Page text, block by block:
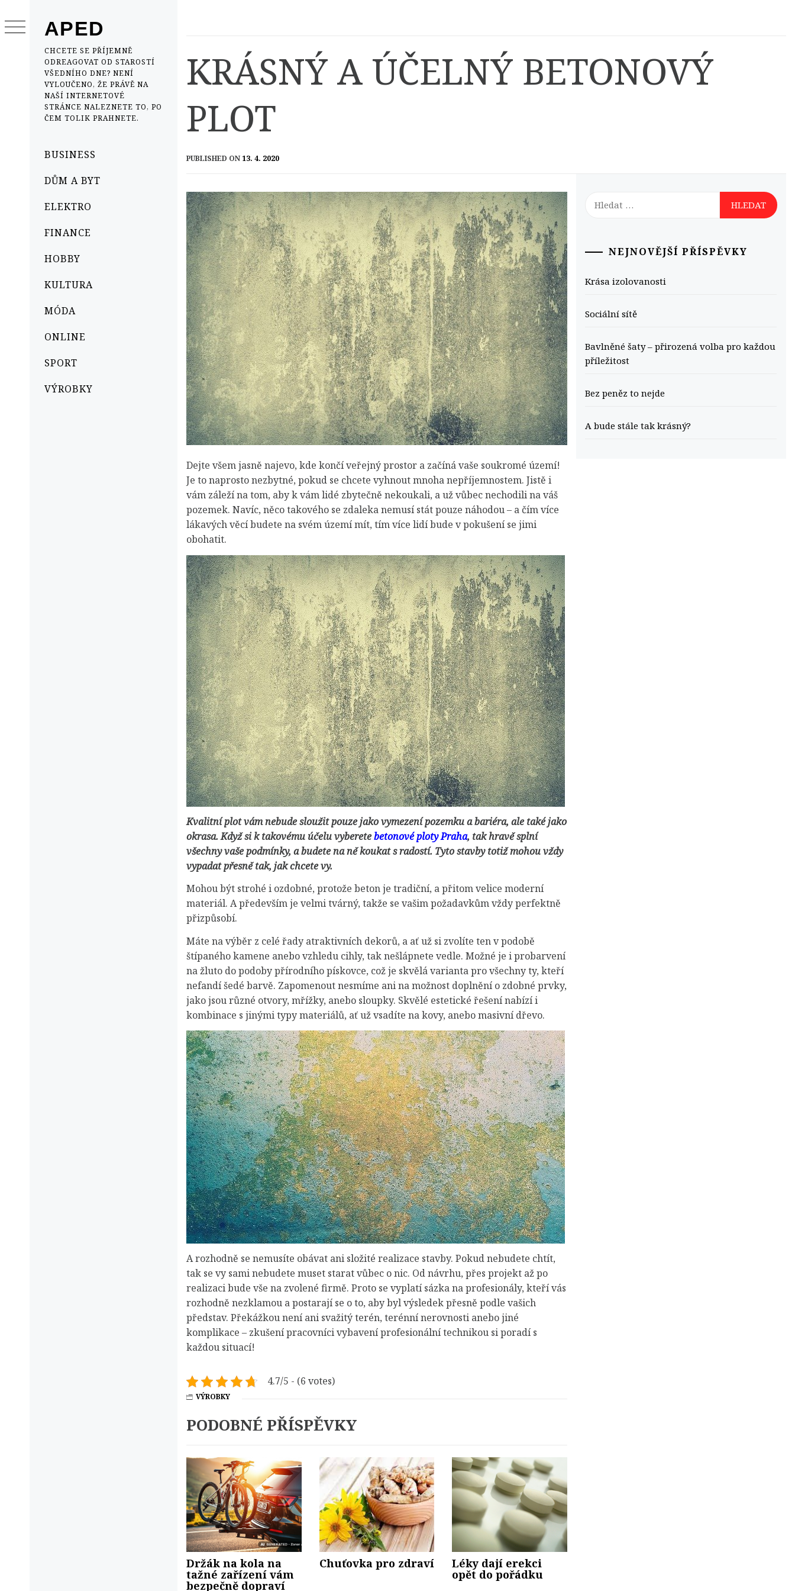
APED
CHCETE SE PŘÍJEMNĚ
ODREAGOVAT OD STAROSTÍ
VŠEDNÍHO DNE? NENÍ
VYLOUČENO, ŽE PRÁVĚ NA
NAŠÍ INTERNETOVÉ
STRÁNCE NALEZNETE TO, PO
ČEM TOLIK PRAHNETE.
Menu
BUSINESS
DŮM A BYT
ELEKTRO
FINANCE
HOBBY
KULTURA
MÓDA
ONLINE
SPORT
VÝROBKY
to
content
KRÁSNÝ A ÚČELNÝ BETONOVÝ
PLOT
PUBLISHED ON 13. 4. 2020
Dejte všem jasně najevo, kde končí veřejný prostor a začíná vaše soukromé území!
Je to naprosto nezbytné, pokud se chcete vyhnout mnoha nepříjemnostem. Jistě i
vám záleží na tom, aby k vám lidé zbytečně nekoukali, a už vůbec nechodili na váš
pozemek. Navíc, něco takového se zdaleka nemusí stát pouze náhodou – a čím více
lákavých věcí budete na svém území mít, tím více lidí bude v pokušení se jimi
obohatit.
Kvalitní plot vám nebude sloužit pouze jako vymezení pozemku a bariéra, ale také jako
okrasa. Když si k takovému účelu vyberetebetonové ploty Praha, tak hravě splní
všechny vaše podmínky, a budete na ně koukat s radostí. Tyto stavby totiž mohou vždy
vypadat přesně tak, jak chcete vy.
Mohou být strohé i ozdobné, protože beton je tradiční, a přitom velice moderní
materiál. A především je velmi tvárný, takže se vašim požadavkům vždy perfektně
přizpůsobí.
Máte na výběr z celé řady atraktivních dekorů, a ať už si zvolíte ten v podobě
štípaného kamene anebo vzhledu cihly, tak nešlápnete vedle. Možné je i probarvení
na žluto do podoby přírodního pískovce, což je skvělá varianta pro všechny ty, kteří
nefandí šedé barvě. Zapomenout nesmíme ani na možnost doplnění o zdobné prvky,
jako jsou různé otvory, mřížky, anebo sloupky. Skvělé estetické řešení nabízí i
kombinace s jinými typy materiálů, ať už vsadíte na kovy, anebo masivní dřevo.
A rozhodně se nemusíte obávat ani složité realizace stavby. Pokud nebudete chtít,
tak se vy sami nebudete muset starat vůbec o nic. Od návrhu, přes projekt až po
realizaci bude vše na zvolené firmě. Proto se vyplatí sázka na profesionály, kteří vás
rozhodně nezklamou a postarají se o to, aby byl výsledek přesně podle vašich
představ. Překážkou není ani svažitý terén, terénní nerovnosti anebo jiné
komplikace – zkušení pracovníci vybavení profesionální technikou si poradí s
každou situací!
4.7/5 - (6 votes)
VÝROBKY
PODOBNÉ PŘÍSPĚVKY
Držák na kola na
tažné zařízení vám
bezpečně dopraví
Chuťovka pro zdraví Léky dají erekci
opět do pořádku
NEJNOVĚJŠÍ PŘÍSPĚVKY
Krása izolovanosti
Sociální sítě
Bavlněné šaty – přirozená volba pro každou
příležitost
Bez peněz to nejde
A bude stále tak krásný?